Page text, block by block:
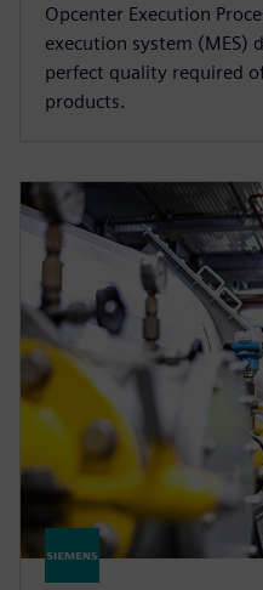
Opcenter Execution
execution system (MES)
perfect quality required
products.